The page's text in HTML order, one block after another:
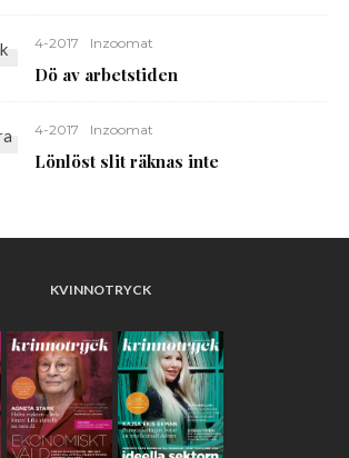
4-2017 Inzoomat
Dö av arbetstiden
4-2017 Inzoomat
Lönlöst slit räknas inte
KVINNOTRYCK